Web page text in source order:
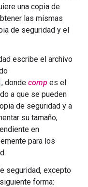
una copia de
las mismas
de seguridad y el
escribe el archivo
, donde comp es el
a que se pueden
de seguridad y a
su tamaño,
en
para los
seguridad, excepto
forma: